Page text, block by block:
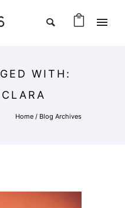
WITH:
Home / Blog Archives